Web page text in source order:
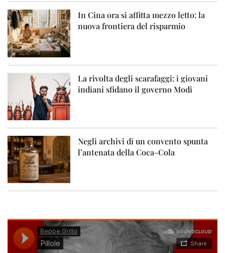
In Cina ora si affitta mezzo letto: la
nuova frontiera del risparmio
La rivolta degli scarafaggi: i giovani
indiani sfidano il governo Modi
Negli archivi di un convento spunta
l’antenata della Coca-Cola